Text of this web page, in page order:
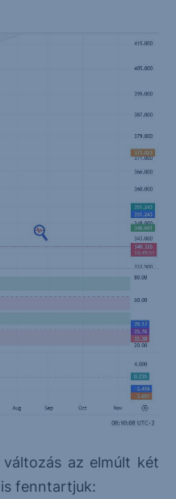
az elmúlt két
fenntartjuk: